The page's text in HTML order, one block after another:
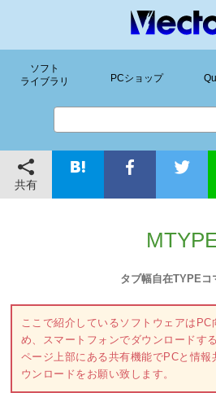
ソフト
ライブラリ
PCショップ
共有
タブ幅自在TYPEコ
ここで紹介しているソフトウェアは
め、スマートフォンでダウンロードす
ページ上部にある共有機能でPCと情
ウンロードをお願い致します。